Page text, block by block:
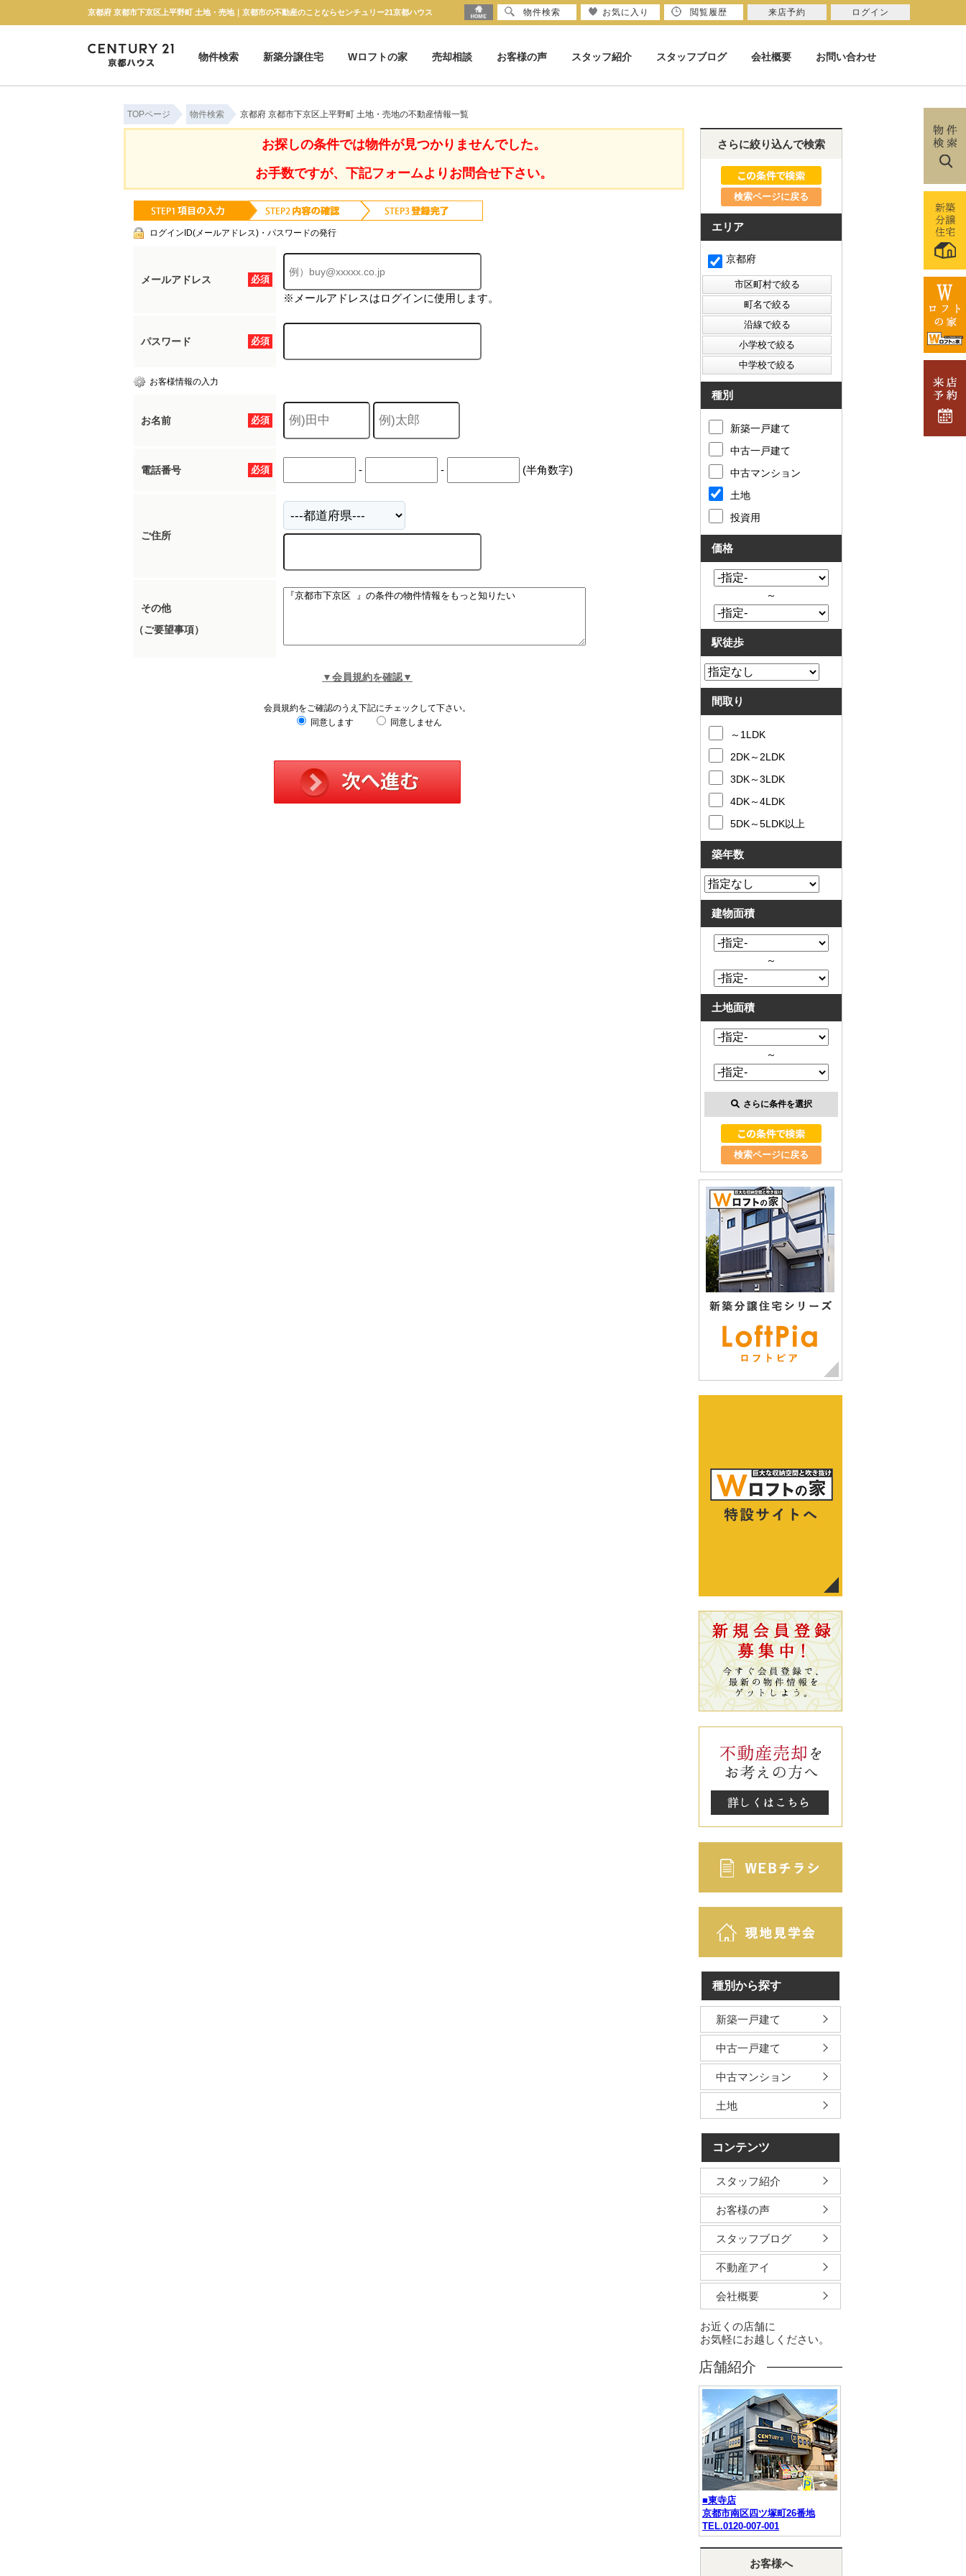
京都府 京都市下京区上平野町 土地・売地｜京都市の不動産のことならセンチュリー21京都ハウス
物件検索
新築分譲住宅 Wロフトの家 売却相談 お客様の声 スタッフ紹介 スタッフブログ 会社概要 お問い合わせ
TOPページ 物件検索 京都府 京都市下京区上平野町 土地・売地の不動産情報一覧
お探しの条件では物件が見つかりませんでした。
お手数ですが、下記フォームよりお問合せ下さい。
ログインID(メールアドレス)・パスワードの発行
必須
メールアドレス
※メールアドレスはログインに使用します。
必須
パスワード
お客様情報の入力
必須
お名前
必須
電話番号 - - (半角数字)
ご住所
その他
（ご要望事項）
▼会員規約を確認▼
会員規約をご確認のうえ下記にチェックして下さい。
同意します
同意しません
さらに絞り込んで検索
検索ページに戻る
エリア
京都府
種別
新築一戸建て
中古一戸建て
中古マンション
土地
投資用
価格
～
駅徒歩
間取り
～1LDK
2DK～2LDK
3DK～3LDK
4DK～4LDK
5DK～5LDK以上
築年数
建物面積
～
土地面積
～
さらに条件を選択
検索ページに戻る
種別から探す
新築一戸建て
中古一戸建て
中古マンション
土地
コンテンツ
スタッフ紹介
お客様の声
スタッフブログ
不動産アイ
会社概要
お近くの店舗に
お気軽にお越しください。
店舗紹介
■東寺店
京都市南区四ツ塚町26番地
TEL.0120-007-001
お客様へ
物件検索 お気に入り 閲覧履歴 来店予約 ログイン